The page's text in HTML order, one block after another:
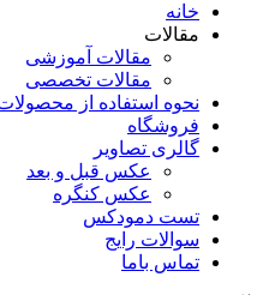
خانه
مقالات
مقالات آموزشی
مقالات تخصصی
نحوه استفاده از
فروشگاه
گالری تصاویر
عکس قبل و بعد
عکس کنگره
تست دمودکس
سوالات رایج
تماس باما